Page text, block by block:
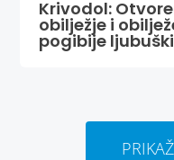
Krivodol:
obilježje i
pogibije